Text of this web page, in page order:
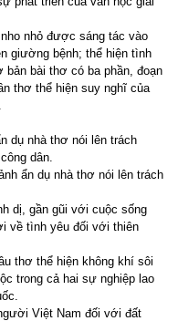
nhỏ được sáng tác vào
giường bệnh; thể hiện tình
bài thơ có ba phần, đoạn
thơ thể hiện suy nghĩ của
dụ nhà thơ nói lên trách
dân.
ẩn dụ nhà thơ nói lên trách
dị, gần gũi với cuộc sống
về tình yêu đối với thiên
thơ thể hiện không khí sôi
trong cả hai sự nghiệp lao
Việt Nam đối với đất